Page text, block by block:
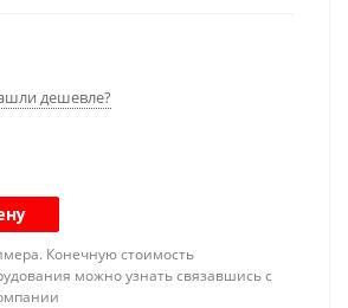
MLZ038
to/tc: -5/+43 °C,
дешевле?
Конечную стоимость
можно узнать связавшись с